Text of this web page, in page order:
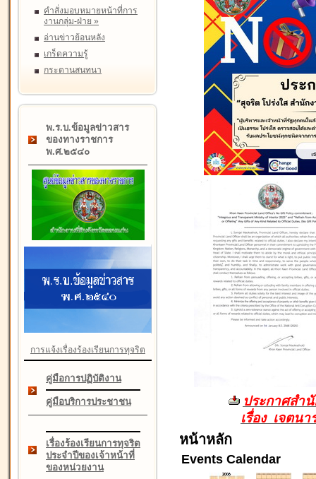
คำสั่งมอบหมายหน้าที่การ
งานกลุ่ม-ฝ่าย »
อ่านข่าวย้อนหลัง
เกร็ดความรู้
กระดานสนทนา
พ.ร.บ.ข้อมูลข่าวสาร
ของทางราชการ
พ.ศ.๒๕๔๐
การแจ้งเรื่องร้องเรียนการทุจริต
คู่มือการปฏิบัติงาน
คู่มือบริการประชาชน
เรื่องร้องเรียนการทุจริต
ประจำปีของเจ้าหน้าที่
ของหน่วยงาน
ประกาศสำ
เรื่อง เจตน
หน้าหลัก
Events Calendar